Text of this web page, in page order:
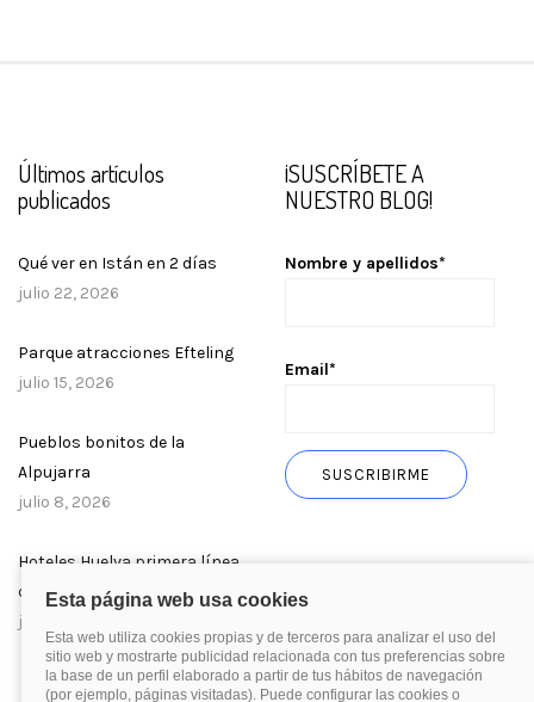
Últimos artículos
publicados
Qué ver en Istán en 2 días
julio 22, 2026
Parque atracciones Efteling
julio 15, 2026
Pueblos bonitos de la
Alpujarra
julio 8, 2026
Hoteles Huelva primera línea
de playa
julio 1, 2026
¡SUSCRÍBETE A
NUESTRO BLOG!
Nombre y apellidos*
Email*